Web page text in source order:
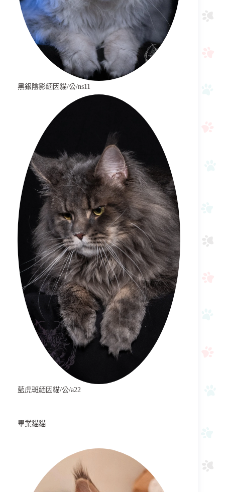
黑銀陰影緬因貓/公/ns11
藍虎斑緬因貓/公/a22
畢業貓貓